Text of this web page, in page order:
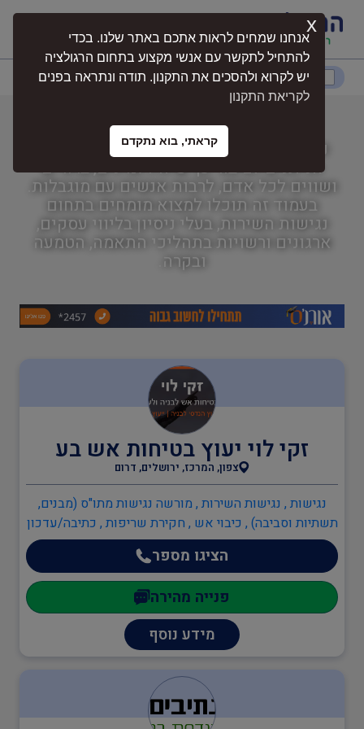
דרום המרכז ירושלים צפון
נגישות השירות
נגישות השירות עוסק בהתאמת השירותים
הניתנים לציבור כך שיהיו זמינים, ברורים
ושווים לכל אדם, לרבות אנשים עם מוגבלות.
בעמוד זה תוכלו למצוא מומחים בתחום
נגישות השירות, בעלי ניסיון בליווי עסקים,
ארגונים ורשויות בתהליכי התאמה, הטמעה
ובקרה.
נגישות השירות
(מבנים, תשתיות וסביבה)
בטיחות
בריאות
בודקים מוסמכים
ביטחון
כיבוי אש
זקי לוי יעוץ בטיחות אש בע
צפון, המרכז, ירושלים, דרום
נגישות , נגישות השירות , מורשה נגישות מתו"ס (מבנים,
תשתיות וסביבה) , כיבוי אש , חקירת שריפות , כתיבה/עדכון
תיק שטח , כתיבה/עדכון תיק מפעל , תכנון מערכי בטיחות
אש , יועץ בטיחות אש , ממונה בטיחות אש
הציגו מספר
פנייה מהירה
מידע נוסף
אנחנו שמחים לראות אתכם באתר שלנו. בכדי
להתחיל לתקשר עם אנשי מקצוע בתחום הרגולציה
יש לקרוא ולהסכים את התקנון. תודה ונתראה בפנים
לקריאת התקנון
קראתי, בוא נתקדם
x